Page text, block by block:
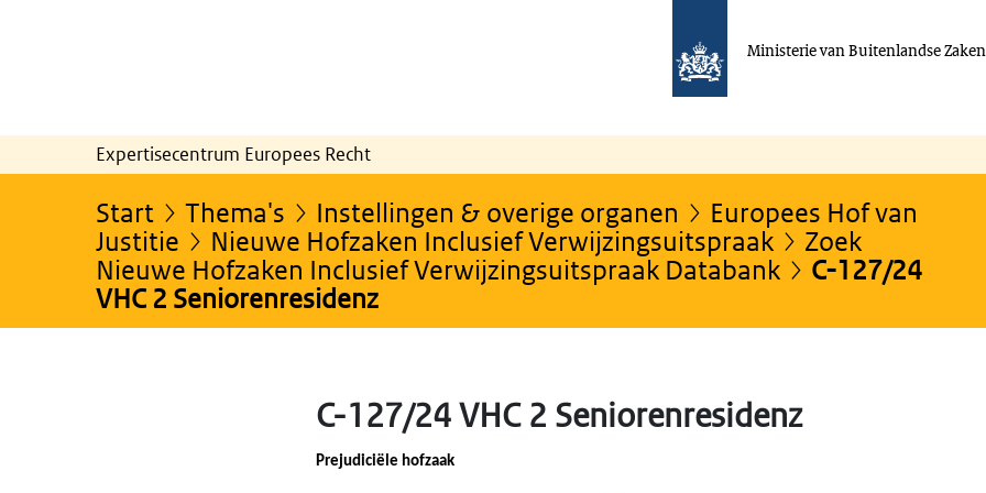
Ministerie van Buitenlandse Zaken
Expertisecentrum Europees Recht
Start Thema's Instellingen & overige organen
Europees Hof van
Justitie
Nieuwe Hofzaken Inclusief Verwijzingsuitspraak
Zoek
Nieuwe Hofzaken Inclusief Verwijzingsuitspraak Databank
C-127/24
VHC 2 Seniorenresidenz
C-127/24 VHC 2 Seniorenresidenz
Prejudiciële hofzaak